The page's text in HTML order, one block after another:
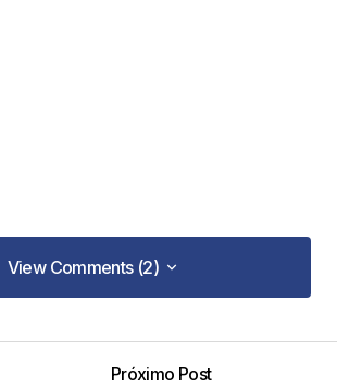
View Comments (2)
View Comments (2)
punto de vista debemos
competir siempre en océanos
Próximo Post